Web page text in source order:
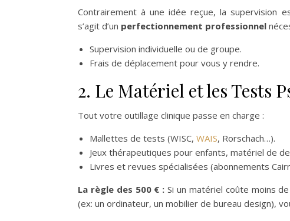
Contrairement à une idée reçue, la supervision
s’agit d’un perfectionnement professionnel
Supervision individuelle ou de groupe.
Frais de déplacement pour vous y rendre.
2. Le Matériel et les Tests
Tout votre outillage clinique passe en charge :
Mallettes de tests (WISC, WAIS, Rorschach…).
Jeux thérapeutiques pour enfants, matériel de
Livres et revues spécialisées (abonnements
La règle des 500 € : Si un matériel coûte moins
(ex: un ordinateur, un mobilier de bureau design),